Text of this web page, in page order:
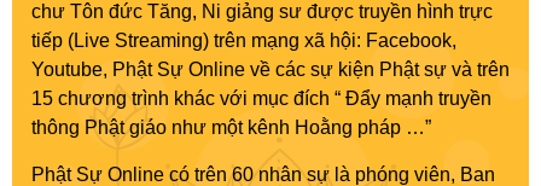
chư Tôn đức Tăng, Ni giảng sư được truyền hình trực
tiếp (Live Streaming) trên mạng xã hội: Facebook,
Youtube, Phật Sự Online về các sự kiện Phật sự và trên
15 chương trình khác với mục đích “ Đẩy mạnh truyền
thông Phật giáo như một kênh Hoằng pháp …”
Phật Sự Online có trên 60 nhân sự là phóng viên, Ban